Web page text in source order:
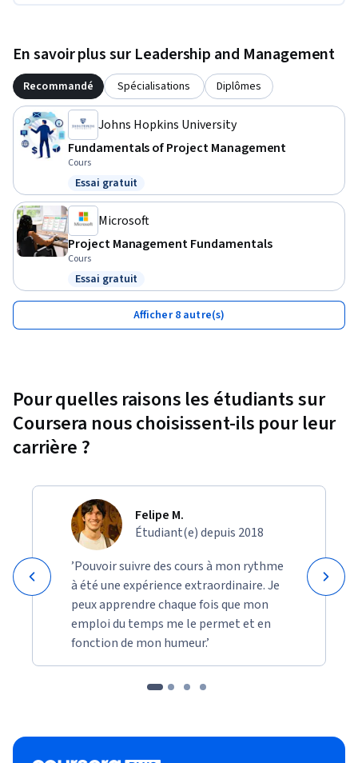
En savoir plus sur Leadership and Management
Recommandé Spécialisations Diplômes
Johns Hopkins University
Fundamentals of Project Management
Cours
Statut : Essai gratuit
Essai gratuit
Microsoft
Project Management Fundamentals
Cours
Statut : Essai gratuit
Essai gratuit
Afficher 8 autre(s)
Pour quelles raisons les étudiants sur
Coursera nous choisissent-ils pour leur
carrière ?
Felipe M.
Étudiant(e) depuis 2018
’Pouvoir suivre des cours à mon rythme
à été une expérience extraordinaire. Je
peux apprendre chaque fois que mon
emploi du temps me le permet et en
fonction de mon humeur.’